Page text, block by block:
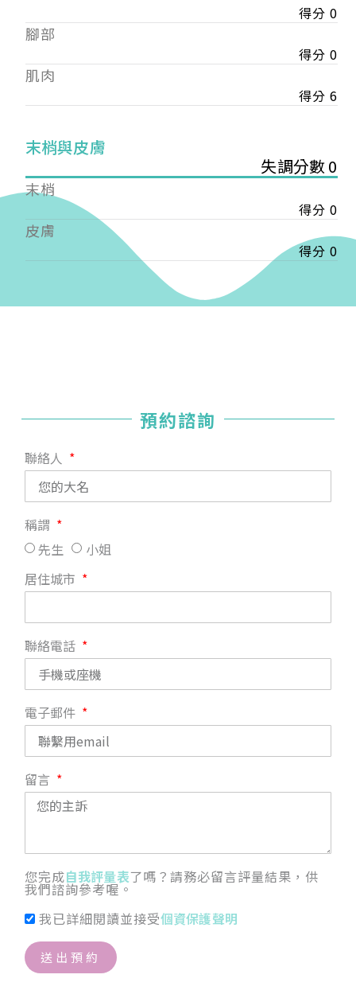
得分 0
腳部
得分 0
肌肉
得分 6
末梢與皮膚
失調分數 0
末梢
得分 0
皮膚
得分 0
預約諮詢
聯絡人
稱謂
先生
小姐
居住城市
聯絡電話
電子郵件
留言
您完成自我評量表了嗎？請務必留言評量結果，供
我們諮詢參考喔。
我已詳細閱讀並接受個資保護聲明
送出預約
【會費】
入會費新臺幣1200元，於會員入會時繳納；常年會
費1200元，於每年度繳納。
入會費新臺幣3000元，於會員入會時繳納；常年會
費3000元，於每年度繳納。
戶名: 社團法人台灣自律神經健康培訓暨發展協會
帳號: 003-03-501566-2
銀行: (013) 國泰世華 南京東路分行